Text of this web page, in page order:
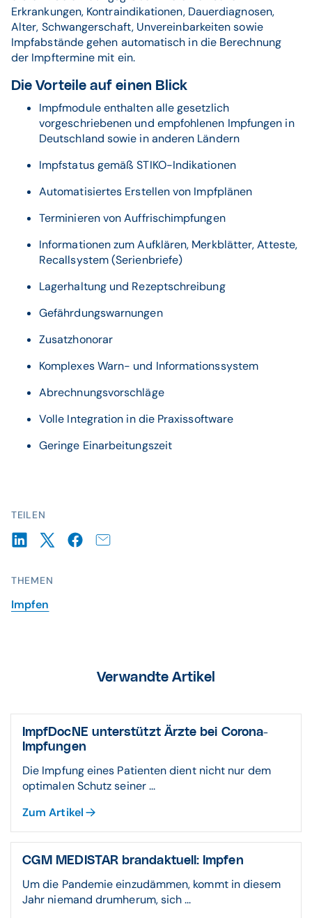
TEILEN
THEMEN
Impfen
Erkrankungen, Kontraindikationen, Dauerdiagnosen,
Alter, Schwangerschaft, Unvereinbarkeiten sowie
Impfabstände gehen automatisch in die Berechnung
der Impftermine mit ein.
Die Vorteile auf einen Blick
Impfmodule enthalten alle gesetzlich
vorgeschriebenen und empfohlenen Impfungen in
Deutschland sowie in anderen Ländern
Impfstatus gemäß STIKO-Indikationen
Automatisiertes Erstellen von Impfplänen
Terminieren von Auffrischimpfungen
Informationen zum Aufklären, Merkblätter, Atteste,
Recallsystem (Serienbriefe)
Lagerhaltung und Rezeptschreibung
Gefährdungswarnungen
Zusatzhonorar
Komplexes Warn- und Informationssystem
Abrechnungsvorschläge
Volle Integration in die Praxissoftware
Geringe Einarbeitungszeit
Verwandte Artikel
ImpfDocNE unterstützt Ärzte bei Corona-
Impfungen
Die Impfung eines Patienten dient nicht nur dem
optimalen Schutz seiner ...
Zum Artikel
CGM MEDISTAR brandaktuell: Impfen
Um die Pandemie einzudämmen, kommt in diesem
Jahr niemand drumherum, sich ...